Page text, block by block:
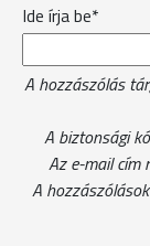
Ide írja be*
A hozzászólás
A biztonsági
Az e-mail cím
A